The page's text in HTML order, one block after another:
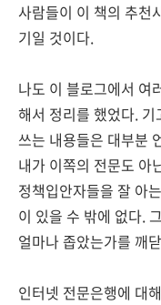
사람들이 이 책의 추천
기일 것이다.
나도 이 블로그에서 여
해서 정리를 했었다.
쓰는 내용들은 대부분
내가 이쪽의 전문도 아
정책입안자들을 잘 아
이 있을 수 밖에 없다.
얼마나 좁았는가를 깨
인터넷 전문은행에 대